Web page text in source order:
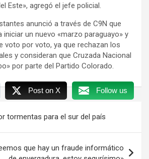
Este», agregó el jefe policial.
anunció a través de C9N que
un nuevo «marzo paraguayo» y
voto por voto, ya que rechazan los
y consideran que Cruzada Nacional
por parte del Partido Colorado.
Post on X Follow us
tormentas para el sur del país
que hay un fraude informático